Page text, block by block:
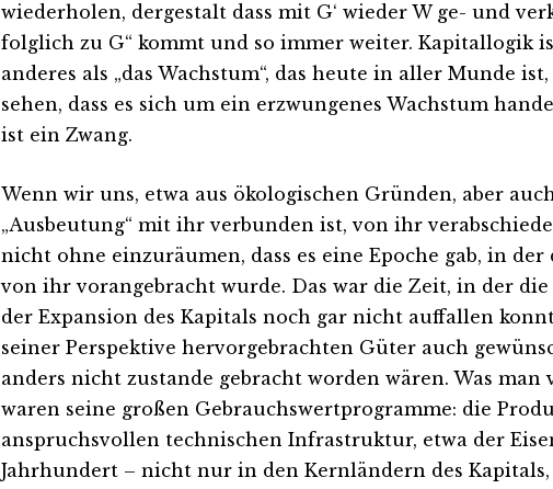
wiederholen, dergestalt dass mit G‘ wieder W ge- und
folglich zu G“ kommt und so immer weiter. Kapitallogik
anderes als „das Wachstum“, das heute in aller Munde
sehen, dass es sich um ein erzwungenes Wachstum
ist ein Zwang.
Wenn wir uns, etwa aus ökologischen Gründen, aber
„Ausbeutung“ mit ihr verbunden ist, von ihr
nicht ohne einzuräumen, dass es eine Epoche gab, in
von ihr vorangebracht wurde. Das war die Zeit, in der
der Expansion des Kapitals noch gar nicht auffallen
seiner Perspektive hervorgebrachten Güter auch
anders nicht zustande gebracht worden wären. Was man
waren seine großen Gebrauchswertprogramme: die
anspruchsvollen technischen Infrastruktur, etwa der
Jahrhundert – nicht nur in den Kernländern des